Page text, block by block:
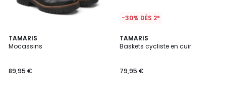
TAMARIS
Mocassins
89,95 €
3,5
/ 5
2
Couleurs
-30% DÈS 2*
TAMARIS
Baskets cycliste en cuir
79,95 €